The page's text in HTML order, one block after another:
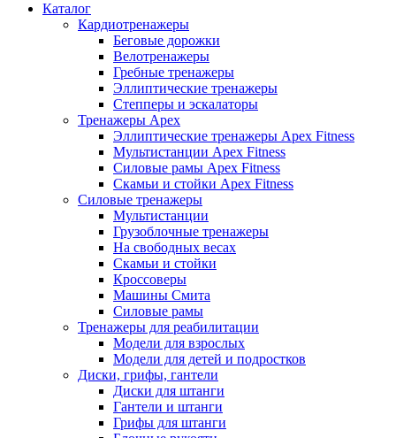
Каталог
Кардиотренажеры
Беговые дорожки
Велотренажеры
Гребные тренажеры
Эллиптические тренажеры
Степперы и эскалаторы
Тренажеры Apex
Эллиптические тренажеры Apex Fitness
Мультистанции Apex Fitness
Силовые рамы Apex Fitness
Скамьи и стойки Apex Fitness
Силовые тренажеры
Мультистанции
Грузоблочные тренажеры
На свободных весах
Скамьи и стойки
Кроссоверы
Машины Смита
Силовые рамы
Тренажеры для реабилитации
Модели для взрослых
Модели для детей и подростков
Диски, грифы, гантели
Диски для штанги
Гантели и штанги
Грифы для штанги